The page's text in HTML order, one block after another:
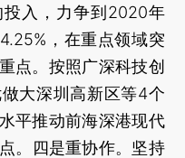
入，力争到2020年
，在重点领域突
点。按照广深科技创
大深圳高新区等4个
平推动前海深港现代
。四是重协作。坚持